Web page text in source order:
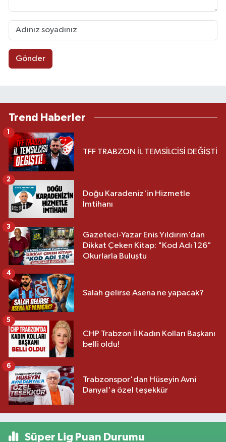
Gönder
Trend Haberler
TFF TRABZON İL TEMSİLCİSİ DEĞİŞTİ
Doğu Karadeniz'in Hizmetle
İmtihanı
2
Gazeteci-Yazar Enis Yıldırım’dan
Dikkat Çeken Kitap: "Kod Adı 126"
Okurlarla Buluştu
3
Salah gelirse Asena ne yapacak?
4
CHP Trabzon İl Kadın Kolları Başkanı
belli oldu!
5
Trabzonspor'dan Hüseyin Avni
Danyal'a özel teşekkür
6
Süper Lig Puan Durumu